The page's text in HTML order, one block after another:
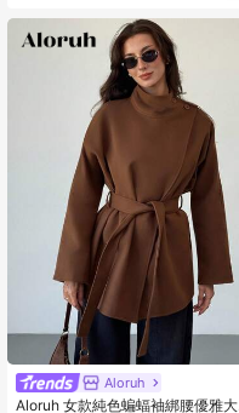
Aloruh
Aloruh 女款純色蝙蝠袖綁腰優雅大